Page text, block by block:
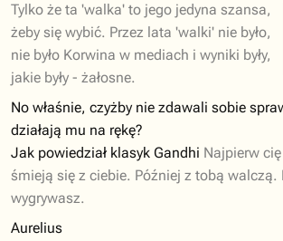
Tylko że ta 'walka' to jego jedyna szansa,
żeby się wybić. Przez lata 'walki' nie było,
nie było Korwina w mediach i wyniki były,
jakie były - żałosne.
No właśnie, czyżby nie zdawali sobie
działają mu na rękę?
Jak powiedział klasyk Gandhi Najpierw
śmieją się z ciebie. Później z tobą walczą.
wygrywasz.
Aurelius